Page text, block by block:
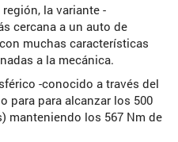
la variante -
cercana a un auto de
muchas características
a la mecánica.
-conocido a través del
para para alcanzar los 500
manteniendo los 567 Nm de